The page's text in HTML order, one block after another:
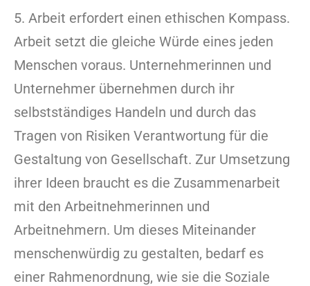
5. Arbeit erfordert einen ethischen Kompass.
Arbeit setzt die gleiche Würde eines jeden
Menschen voraus. Unternehmerinnen und
Unternehmer übernehmen durch ihr
selbstständiges Handeln und durch das
Tragen von Risiken Verantwortung für die
Gestaltung von Gesellschaft. Zur Umsetzung
ihrer Ideen braucht es die Zusammenarbeit
mit den Arbeitnehmerinnen und
Arbeitnehmern. Um dieses Miteinander
menschenwürdig zu gestalten, bedarf es
einer Rahmenordnung, wie sie die Soziale